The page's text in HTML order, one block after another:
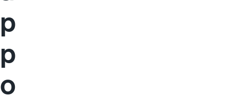
p
p
o